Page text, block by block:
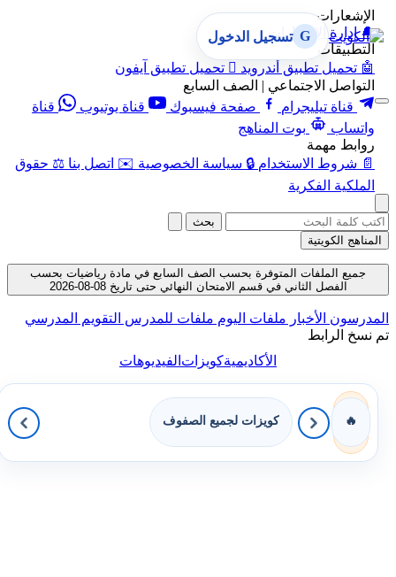
الإشعارات
🔔 إدارة الإشعارات
التطبيقات
🤖 تحميل تطبيق أندرويد  تحميل تطبيق آيفون
التواصل الاجتماعي | الصف السابع
قناة تيليجرام
صفحة فيسبوك قناة يوتيوب
قناة
واتساب
بوت المناهج
روابط مهمة
📄 شروط الاستخدام 🔒 سياسة الخصوصية ✉️ اتصل بنا ⚖️ حقوق
الملكية الفكرية
G تسجيل الدخول
بحث
المناهج الكويتية
جميع الملفات المتوفرة بحسب الصف السابع في مادة رياضيات بحسب
الفصل الثاني في قسم الامتحان النهائي حتى تاريخ 08-08-2026
المدرسون الأخبار ملفات اليوم ملفات للمدرس التقويم المدرسي
تم نسخ الرابط
الأكاديميةكويزاتالفيديوهات
🔥 كويزات لجميع الصفوف